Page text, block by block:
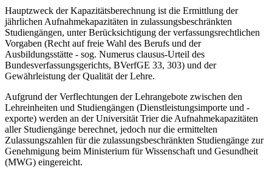
Hauptzweck der Kapazitätsberechnung ist die Ermittlung der
jährlichen Aufnahmekapazitäten in zulassungsbeschränkten
Studiengängen, unter Berücksichtigung der verfassungsrechtlichen
Vorgaben (Recht auf freie Wahl des Berufs und der
Ausbildungsstätte - sog. Numerus clausus-Urteil des
Bundesverfassungsgerichts, BVerfGE 33, 303) und der
Gewährleistung der Qualität der Lehre.
Aufgrund der Verflechtungen der Lehrangebote zwischen den
Lehreinheiten und Studiengängen (Dienstleistungsimporte und -
exporte) werden an der Universität Trier die Aufnahmekapazitäten
aller Studiengänge berechnet, jedoch nur die ermittelten
Zulassungszahlen für die zulassungsbeschränkten Studiengänge zur
Genehmigung beim Ministerium für Wissenschaft und Gesundheit
(MWG) eingereicht.